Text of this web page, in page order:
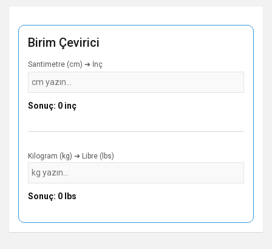
Birim Çevirici
Santimetre (cm) ➔ İnç
Sonuç: 0 inç
Kilogram (kg) ➔ Libre (lbs)
Sonuç: 0 lbs